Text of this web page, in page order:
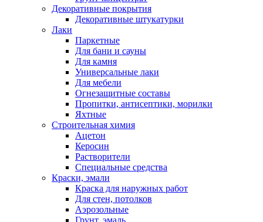
Декоративные покрытия
Декоративные штукатурки
Лаки
Паркетные
Для бани и сауны
Для камня
Универсальные лаки
Для мебели
Огнезащитные составы
Пропитки, антисептики, морилки
Яхтные
Строительная химия
Ацетон
Керосин
Растворители
Специальные средства
Краски, эмали
Краска для наружных работ
Для стен, потолков
Аэрозольные